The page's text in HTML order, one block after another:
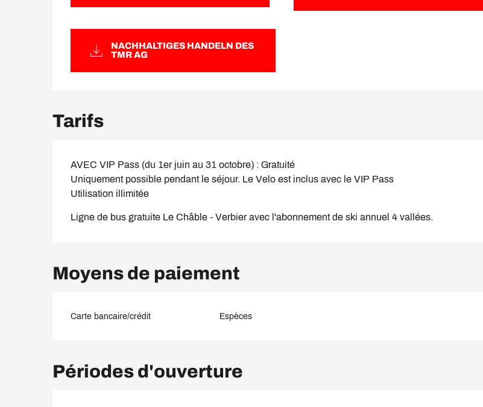
NACHHALTIGES HANDELN DES
TMR AG
Tarifs
AVEC VIP Pass (du 1er juin au 31 octobre) : Gratuité
Uniquement possible pendant le séjour. Le Velo est inclus avec le VIP Pass
Utilisation illimitée
Ligne de bus gratuite Le Châble - Verbier avec l'abonnement de ski annuel 4 vallées.
Moyens de paiement
Carte bancaire/crédit Espèces
Périodes d'ouverture